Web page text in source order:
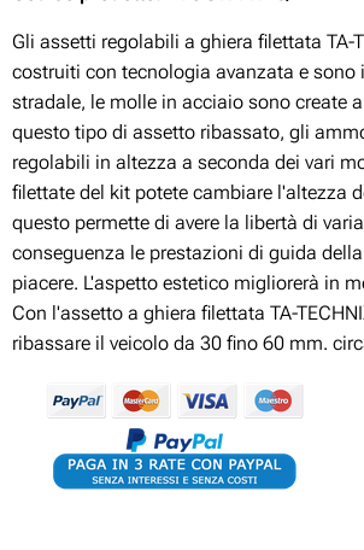
Gli assetti regolabili a ghiera filettata TA-
costruiti con tecnologia avanzata e sono
stradale, le molle in acciaio sono create
questo tipo di assetto ribassato, gli
regolabili in altezza a seconda dei vari
filettate del kit potete cambiare l'altezza
questo permette di avere la libertà di
conseguenza le prestazioni di guida
piacere. L'aspetto estetico migliorerà in
Con l'assetto a ghiera filettata TA-
ribassare il veicolo da 30 fino 60 mm.